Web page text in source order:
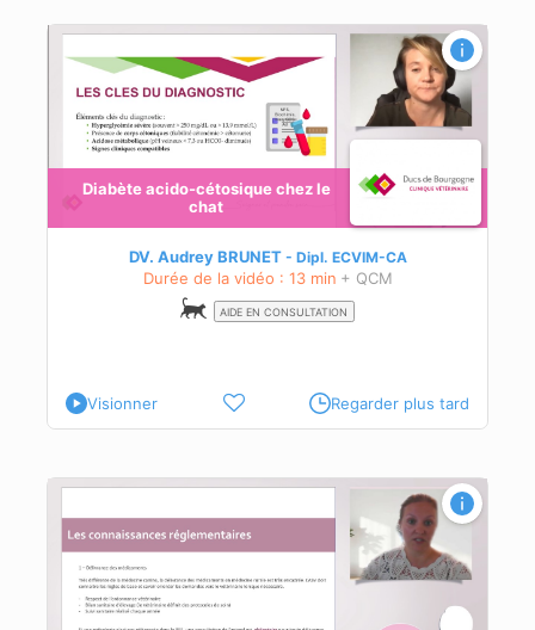
Diabète acido-cétosique chez le
chat
DV. Audrey BRUNET Dipl. ECVIM-CA
Durée de la vidéo : 13 min + QCM
AIDE EN CONSULTATION
Visionner Regarder plus tard